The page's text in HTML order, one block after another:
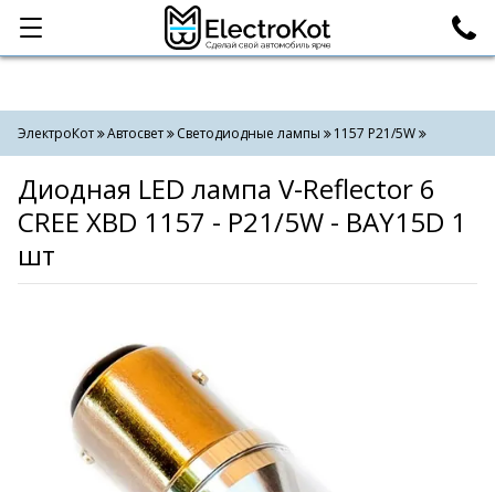
Категории Поиск
ЭлектроКот Автосвет Светодиодные лампы 1157 P21/5W
Диодная LED лампа V-Reflector 6
CREE XBD 1157 - P21/5W - BAY15D 1
шт